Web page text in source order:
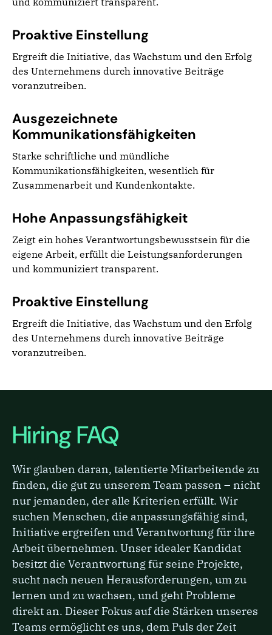
Proaktive Einstellung
Ergreift die Initiative, das Wachstum und den Erfolg
des Unternehmens durch innovative Beiträge
voranzutreiben.
Ausgezeichnete
Kommunikationsfähigkeiten
Starke schriftliche und mündliche
Kommunikationsfähigkeiten, wesentlich für
Zusammenarbeit und Kundenkontakte.
Hohe Anpassungsfähigkeit
Zeigt ein hohes Verantwortungsbewusstsein für die
eigene Arbeit, erfüllt die Leistungsanforderungen
und kommuniziert transparent.
Proaktive Einstellung
Ergreift die Initiative, das Wachstum und den Erfolg
des Unternehmens durch innovative Beiträge
voranzutreiben.
Hiring FAQ
Wir glauben daran, talentierte Mitarbeitende zu
finden, die gut zu unserem Team passen – nicht
nur jemanden, der alle Kriterien erfüllt. Wir
suchen Menschen, die anpassungsfähig sind,
Initiative ergreifen und Verantwortung für ihre
Arbeit übernehmen. Unser idealer Kandidat
besitzt die Verantwortung für seine Projekte,
sucht nach neuen Herausforderungen, um zu
lernen und zu wachsen, und geht Probleme
direkt an. Dieser Fokus auf die Stärken unseres
Teams ermöglicht es uns, dem Puls der Zeit